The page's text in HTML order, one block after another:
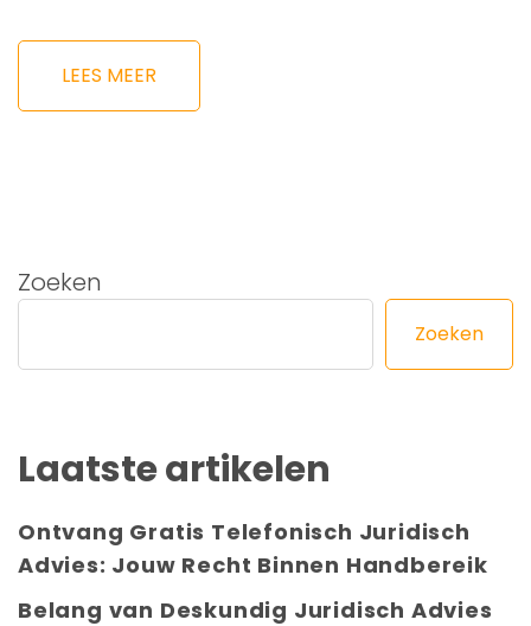
LEES MEER
Zoeken
Zoeken
Laatste artikelen
Ontvang Gratis Telefonisch Juridisch
Advies: Jouw Recht Binnen Handbereik
Belang van Deskundig Juridisch Advies